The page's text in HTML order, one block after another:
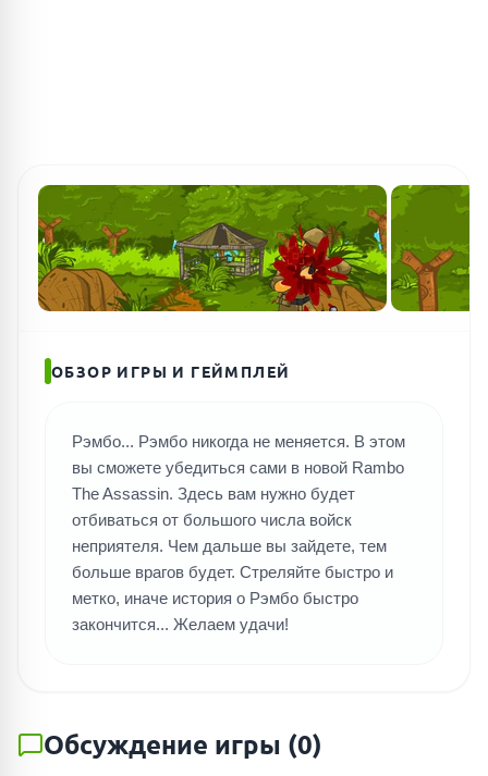
ОБЗОР ИГРЫ И ГЕЙМПЛЕЙ
Рэмбо... Рэмбо никогда не меняется. В этом
вы сможете убедиться сами в новой Rambo
The Assassin. Здесь вам нужно будет
отбиваться от большого числа войск
неприятеля. Чем дальше вы зайдете, тем
больше врагов будет. Стреляйте быстро и
метко, иначе история о Рэмбо быстро
закончится... Желаем удачи!
Обсуждение игры (0)